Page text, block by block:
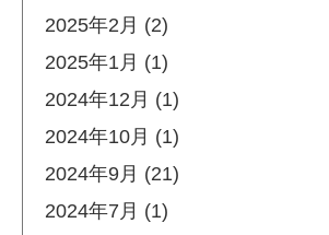
2025年2月 (2)
2025年1月 (1)
2024年12月 (1)
2024年10月 (1)
2024年9月 (21)
2024年7月 (1)